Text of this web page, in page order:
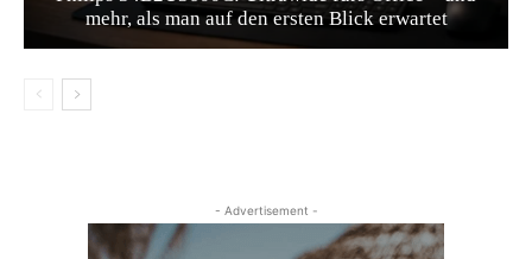
mehr, als man auf den ersten Blick erwartet
- Advertisement -